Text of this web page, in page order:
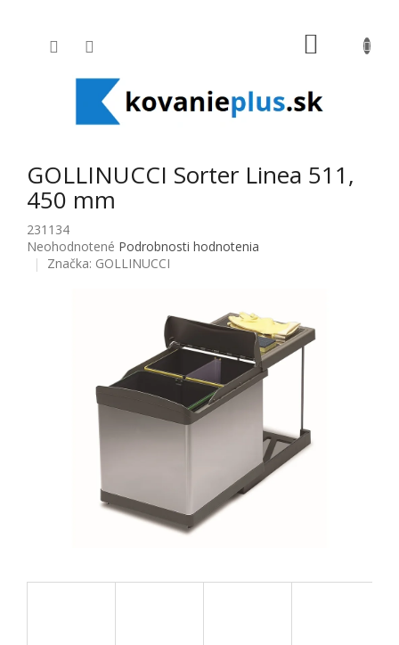
GOLLINUCCI Sorter Linea 511,
450 mm
231134
Priemerné hodnotenie produktu je 0,0 z 5 hviezdičiek.
Neohodnotené Podrobnosti hodnotenia
Značka: GOLLINUCCI